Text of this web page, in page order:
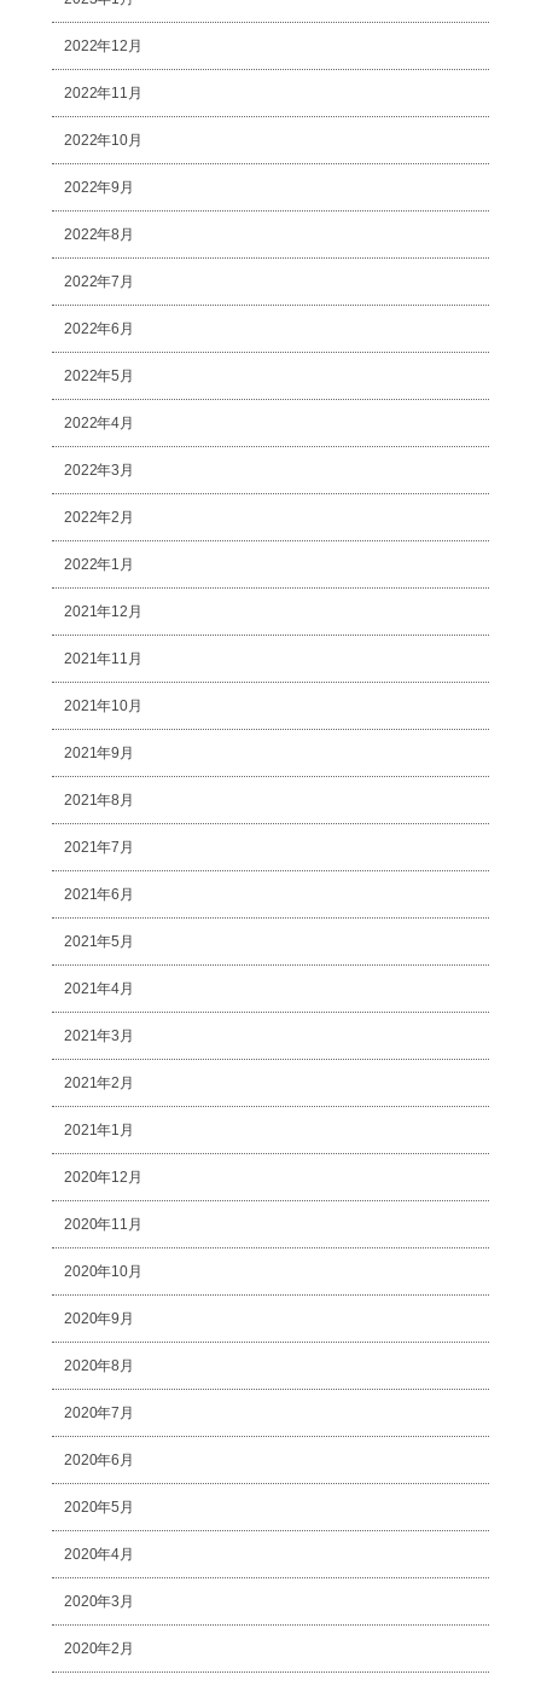
2022年12月
2022年11月
2022年10月
2022年9月
2022年8月
2022年7月
2022年6月
2022年5月
2022年4月
2022年3月
2022年2月
2022年1月
2021年12月
2021年11月
2021年10月
2021年9月
2021年8月
2021年7月
2021年6月
2021年5月
2021年4月
2021年3月
2021年2月
2021年1月
2020年12月
2020年11月
2020年10月
2020年9月
2020年8月
2020年7月
2020年6月
2020年5月
2020年4月
2020年3月
2020年2月